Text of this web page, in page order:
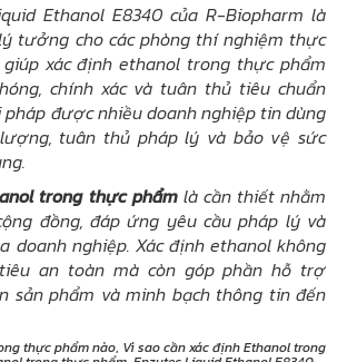
Ethanol E8340 của R-Biopharm là
tưởng cho các phòng thí nghiệm thực
xác định ethanol trong thực phẩm
chính xác và tuân thủ tiêu chuẩn
được nhiều doanh nghiệp tin dùng
tuân thủ pháp lý và bảo vệ sức
trong thực phẩmlà cần thiết nhằm
đồng, đáp ứng yêu cầu pháp lý và
doanh nghiệp. Xác định ethanol không
an toàn mà còn góp phần hỗ trợ
sản phẩm và minh bạch thông tin đến
thực phẩm nào, Vì sao cần xác định Ethanol trong